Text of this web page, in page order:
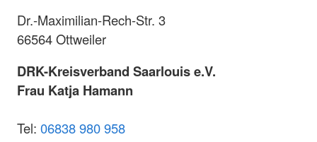
Dr.-Maximilian-Rech-Str. 3
66564 Ottweiler
DRK-Kreisverband Saarlouis e.V.
Frau Katja Hamann
Tel: 06838 980 958